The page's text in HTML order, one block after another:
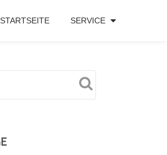
STARTSEITE SERVICE